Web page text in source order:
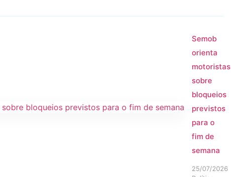
Semob
orienta
motoristas
sobre
bloqueios
previstos
para o
fim de
semana
25/07/2026